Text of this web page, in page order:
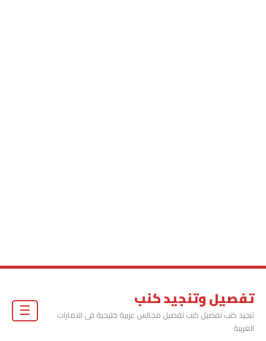
تفصيل وتنجيد كنب
تنجيد كنب تفصيل كنب تفصيل مجالس عربية خليجية فى الامارات
العربية